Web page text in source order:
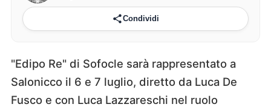
Condividi
"Edipo Re" di Sofocle sarà rappresentato a
Salonicco il 6 e 7 luglio, diretto da Luca De
Fusco e con Luca Lazzareschi nel ruolo